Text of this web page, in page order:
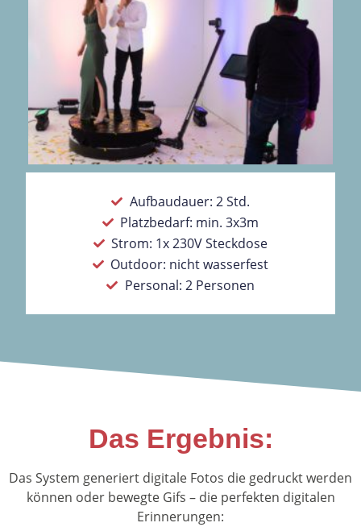
Aufbaudauer: 2 Std.
Platzbedarf: min. 3x3m
Strom: 1x 230V Steckdose
Outdoor: nicht wasserfest
Personal: 2 Personen
Das Ergebnis:
Das System generiert digitale Fotos die gedruckt werden
können oder bewegte Gifs – die perfekten digitalen
Erinnerungen: